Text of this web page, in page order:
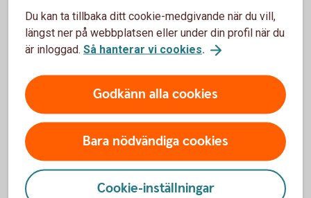
Här får du hjälp med spärr av BankID, dosa,
kort
Om du inte är nöjd
Så här gör du för att lämna ettklagomål
Du kan ta tillbaka ditt cookie-medgivande när du vill,
längst ner på webbplatsen eller under din profil när du
är inloggad. Så hanterar vi cookies.
Godkänn alla cookies
Bara nödvändiga cookies
Cookie-inställningar